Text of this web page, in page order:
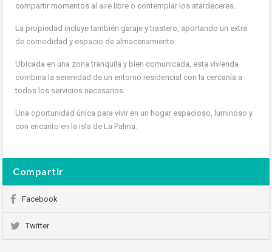
compartir momentos al aire libre o contemplar los atardeceres.
La propiedad incluye también garaje y trastero, aportando un extra
de comodidad y espacio de almacenamiento.
Ubicada en una zona tranquila y bien comunicada, esta vivienda
combina la serenidad de un entorno residencial con la cercanía a
todos los servicios necesarios.
Una oportunidad única para vivir en un hogar espacioso, luminoso y
con encanto en la isla de La Palma.
Compartir
Facebook
Twitter